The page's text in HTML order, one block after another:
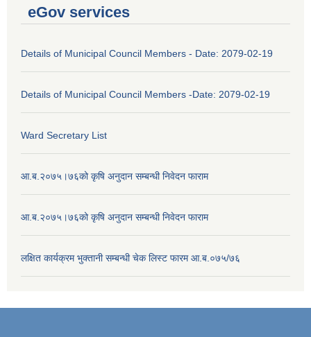
eGov services
Details of Municipal Council Members - Date: 2079-02-19
Details of Municipal Council Members -Date: 2079-02-19
Ward Secretary List
आ.ब.२०७५।७६को कृषि अनुदान सम्बन्धी निवेदन फाराम
आ.ब.२०७५।७६को कृषि अनुदान सम्बन्धी निवेदन फाराम
लक्षित कार्यक्रम भुक्तानी सम्बन्धी चेक लिस्ट फारम आ.ब.०७५/७६